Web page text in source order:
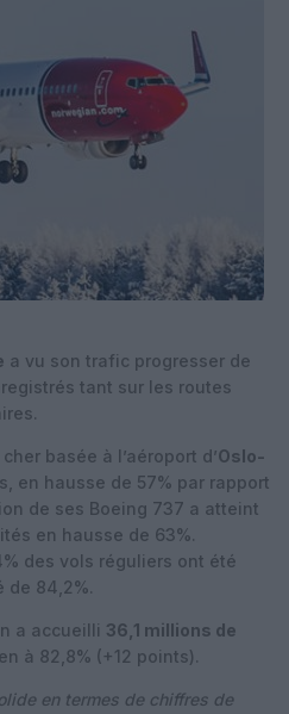
a vu son trafic progresser de
tant sur les routes
basée à l’aéroport d’Oslo-
en hausse de 57% par rapport
de ses Boeing 737 a atteint
en hausse de 63%.
des vols réguliers ont été
de 84,2%.
a accueilli 36,1 millions de
à 82,8% (+12 points).
en termes de chiffres de